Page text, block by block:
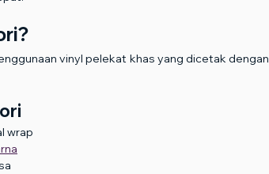
vinyl pelekat khas yang dicetak
wrap